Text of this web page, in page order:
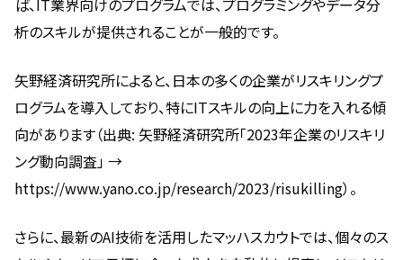
ば、IT業界向けのプログラムでは、プログラミングやデータ分
析のスキルが提供されることが一般的です。
矢野経済研究所によると、日本の多くの企業がリスキリングプ
ログラムを導入しており、特にITスキルの向上に力を入れる傾
向があります（出典: 矢野経済研究所「2023年企業のリスキリ
ング動向調査」 →
https://www.yano.co.jp/research/2023/risukilling）。
さらに、最新のAI技術を活用したマッハスカウトでは、個々のス